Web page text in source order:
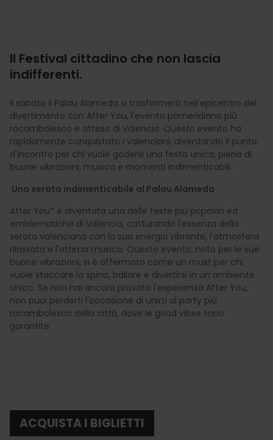
Il Festival cittadino che non lascia
indifferenti.
Il sabato il Palau Alameda si trasformerà nell'epicentro del
divertimento con After You, l'evento pomeridiano più
rocambolesco e atteso di Valencia. Questo evento ha
rapidamente conquistato i valenciani, diventando il punto
d'incontro per chi vuole godersi una festa unica, piena di
buone vibrazioni, musica e momenti indimenticabili.
Una serata indimenticabile al Palau Alameda
After You* è diventata una delle feste più popolari ed
emblematiche di Valencia, catturando l'essenza della
serata valenciana con la sua energia vibrante, l'atmosfera
rilassata e l'ottima musica. Questo evento, noto per le sue
buone vibrazioni, si è affermato come un must per chi
vuole staccare la spina, ballare e divertirsi in un ambiente
unico. Se non hai ancora provato l'esperienza After You,
non puoi perderti l'occasione di unirti al party più
rocambolesco della città, dove le good vibes sono
garantite.
ACQUISTA I BIGLIETTI